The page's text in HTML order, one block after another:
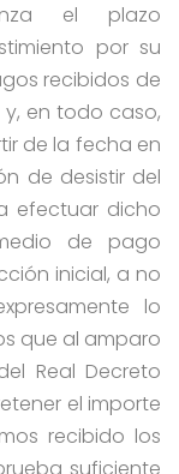
el plazo
por su
recibidos de
en todo caso,
de la fecha en
de desistir del
efectuar dicho
de pago
inicial, a no
lo
que al amparo
Real Decreto
el importe
recibido los